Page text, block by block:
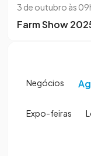
3 de outubro às
Farm Show
Negócios
Expo-feiras